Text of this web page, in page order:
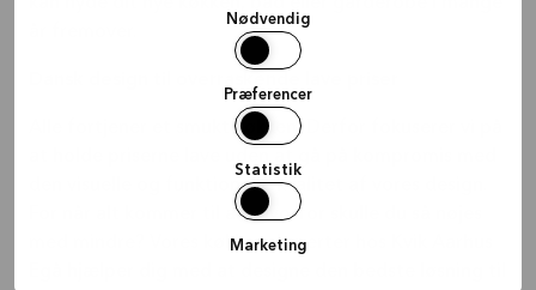
Nødvendig
Præferencer
Statistik
Marketing
Alle fortjener et smukt køkken. Derfor fokuserer vi på
den visuelle og funktionelle kvalitet af vores design.
For når alt kommer til alt, hvorfor skulle du så nøjes
med mindre? Vores køkkeneksperter hos Kvik Aarhus